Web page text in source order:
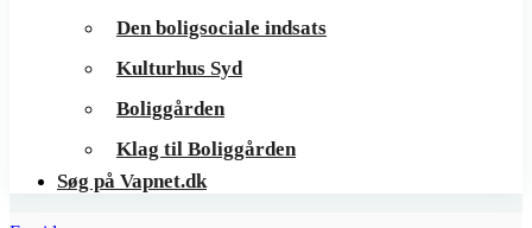
Den boligsociale indsats
Kulturhus Syd
Boliggården
Klag til Boliggården
Søg på Vapnet.dk